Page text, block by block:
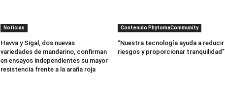
Noticias
Havva y Sigal, dos nuevas
variedades de mandarino, confirman
en ensayos independientes su mayor
resistencia frente a la araña roja
Contenido PhytomaCommunity
“Nuestra tecnología ayuda a reducir
riesgos y proporcionar tranquilidad”